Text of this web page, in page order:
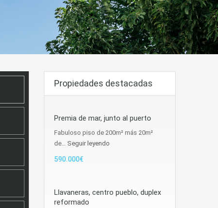
Propiedades destacadas
Premia de mar, junto al puerto
Fabuloso piso de 200m² más 20m²
de… Seguir leyendo
590.000€
Llavaneras, centro pueblo, duplex
reformado